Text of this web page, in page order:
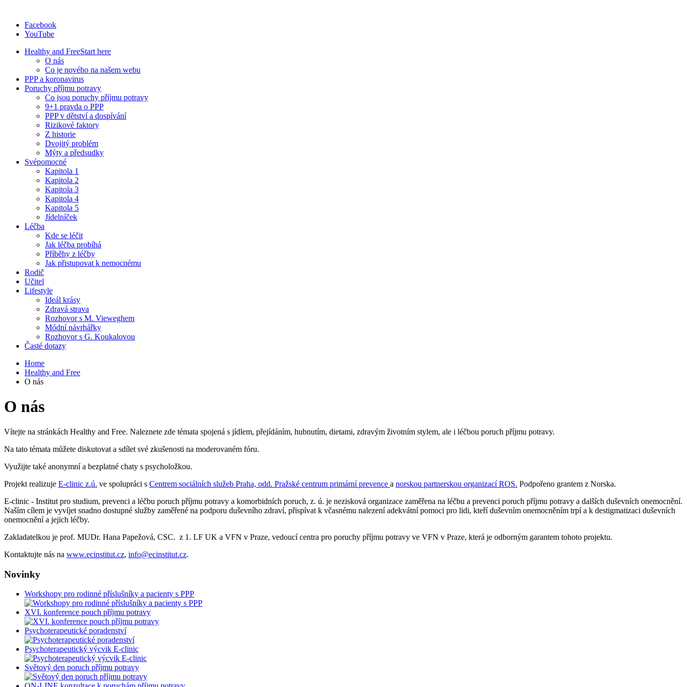
Facebook
YouTube
Healthy and FreeStart here
O nás
Co je nového na našem webu
PPP a koronavirus
Poruchy příjmu potravy
Co jsou poruchy příjmu potravy
9+1 pravda o PPP
PPP v dětství a dospívání
Rizikové faktory
Z historie
Dvojitý problém
Mýty a předsudky
Svépomocné
Kapitola 1
Kapitola 2
Kapitola 3
Kapitola 4
Kapitola 5
Jídelníček
Léčba
Kde se léčit
Jak léčba probíhá
Příběhy z léčby
Jak přistupovat k nemocnému
Rodič
Učitel
Lifestyle
Ideál krásy
Zdravá strava
Rozhovor s M. Vieweghem
Módní návrhářky
Rozhovor s G. Koukalovou
Časté dotazy
Home
Healthy and Free
O nás
O nás
Vítejte na stránkách Healthy and Free. Naleznete zde témata spojená s jídlem, přejídáním, hubnutím, dietami, zdravým životním stylem, ale i léčbou poruch příjmu potravy.
Na tato témata můžete diskutovat a sdílet své zkušenosti na moderovaném fóru.
Využijte také anonymní a bezplatné chaty s psycholožkou.
Projekt realizuje E-clinic z.ú. ve spolupráci s Centrem sociálních služeb Praha, odd. Pražské centrum primární prevence a norskou partnerskou organizací ROS. Podpořeno grantem z Norska.
E-clinic - Institut pro studium, prevenci a léčbu poruch příjmu potravy a komorbidních poruch, z. ú. je nezisková organizace zaměřena na léčbu a prevenci poruch příjmu potravy a dalších duševních onemocnění.
Naším cílem je vyvíjet snadno dostupné služby zaměřené na podporu duševního zdraví, přispívat k včasnému nalezení adekvátní pomoci pro lidi, kteří duševním onemocněním trpí a k destigmatizaci duševních
onemocnění a jejich léčby.
Zakladatelkou je prof. MUDr. Hana Papežová, CSC. z 1. LF UK a VFN v Praze, vedoucí centra pro poruchy příjmu potravy ve VFN v Praze, která je odborným garantem tohoto projektu.
Kontaktujte nás na www.ecinstitut.cz, info@ecinstitut.cz.
Novinky
Workshopy pro rodinné příslušníky a pacienty s PPP
XVI. konference pouch příjmu potravy
Psychoterapeutické poradenství
Psychoterapeutický výcvik E-clinic
Světový den poruch příjmu potravy